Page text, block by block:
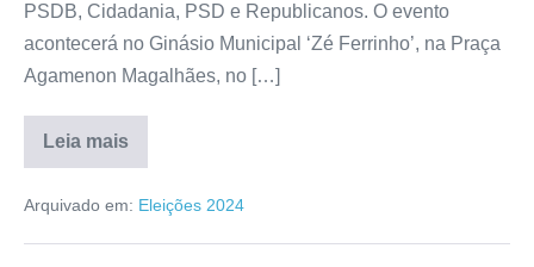
PSDB, Cidadania, PSD e Republicanos. O evento
acontecerá no Ginásio Municipal ‘Zé Ferrinho’, na Praça
Agamenon Magalhães, no […]
Leia mais
Arquivado em: Eleições 2024